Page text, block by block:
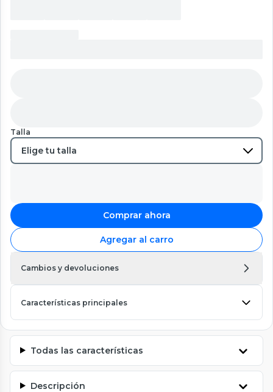
Talla
Comprar ahora
Agregar al carro
Cambios y devoluciones
Características principales
Todas las características
Descripción